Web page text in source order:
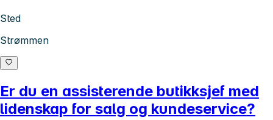
Sted
Strømmen
Er du en assisterende butikksjef med
lidenskap for salg og kundeservice?